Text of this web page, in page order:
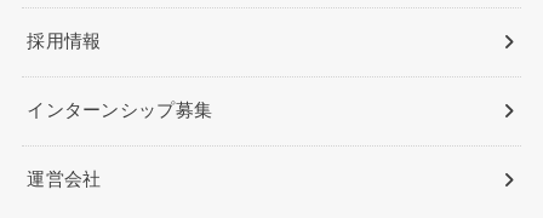
採用情報
インターンシップ募集
運営会社